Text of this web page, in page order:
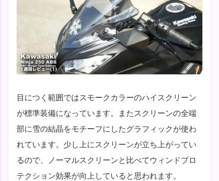
目につく範囲ではスモークカラーのハイスクリーン
が標準装備になっています。またスクリーンの全端
部に雪の結晶をモチーフにしたグラフィックが使わ
れています。少し上にスクリーンが立ち上がってい
るので、ノーマルスクリーンと比べてウィンドプロ
テクション効果が向上していると思われます。